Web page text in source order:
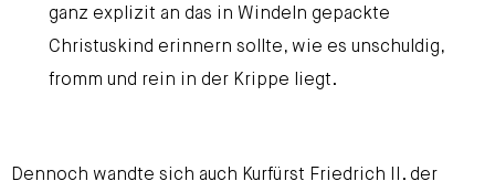
ganz explizit an das in Windeln gepackte
Christuskind erinnern sollte, wie es unschuldig,
fromm und rein in der Krippe liegt.
Dennoch wandte sich auch Kurfürst Friedrich II. der